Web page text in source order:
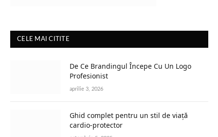
CELE MAI CITITE
De Ce Brandingul Începe Cu Un Logo
Profesionist
aprilie 3, 2026
Ghid complet pentru un stil de viață
cardio-protector